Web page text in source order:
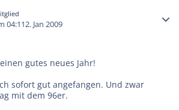
04:112. Jan 2009
gutes neues Jahr!
sofort gut angefangen. Und zwar
mit dem 96er.